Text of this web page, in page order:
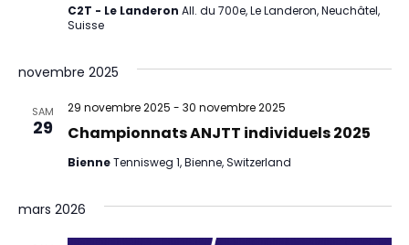
C2T - Le Landeron All. du 700e, Le Landeron, Neuchâtel,
Suisse
novembre 2025
SAM
29 Championnats ANJTT individuels 2025
29 novembre 2025 - 30 novembre 2025
BienneTennisweg 1, Bienne, Switzerland
mars 2026